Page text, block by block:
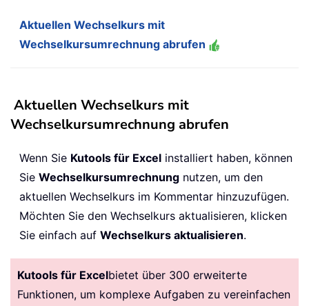
Aktuellen Wechselkurs mit
Wechselkursumrechnung abrufen
Aktuellen Wechselkurs mit
Wechselkursumrechnung abrufen
Wenn Sie Kutools für Excel installiert haben, können
Sie Wechselkursumrechnung nutzen, um den
aktuellen Wechselkurs im Kommentar hinzuzufügen.
Möchten Sie den Wechselkurs aktualisieren, klicken
Sie einfach auf Wechselkurs aktualisieren.
Kutools für Excelbietet über 300 erweiterte
Funktionen, um komplexe Aufgaben zu vereinfachen